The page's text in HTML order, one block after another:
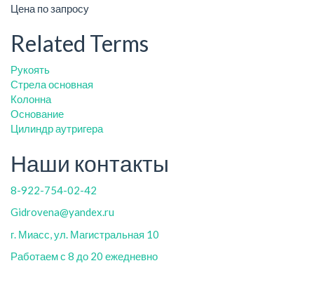
Цена по запросу
Related Terms
Рукоять
Стрела основная
Колонна
Основание
Цилиндр аутригера
Наши контакты
8-922-754-02-42
Gidrovena@yandex.ru
г. Миасс, ул. Магистральная 10
Работаем с 8 до 20 ежедневно